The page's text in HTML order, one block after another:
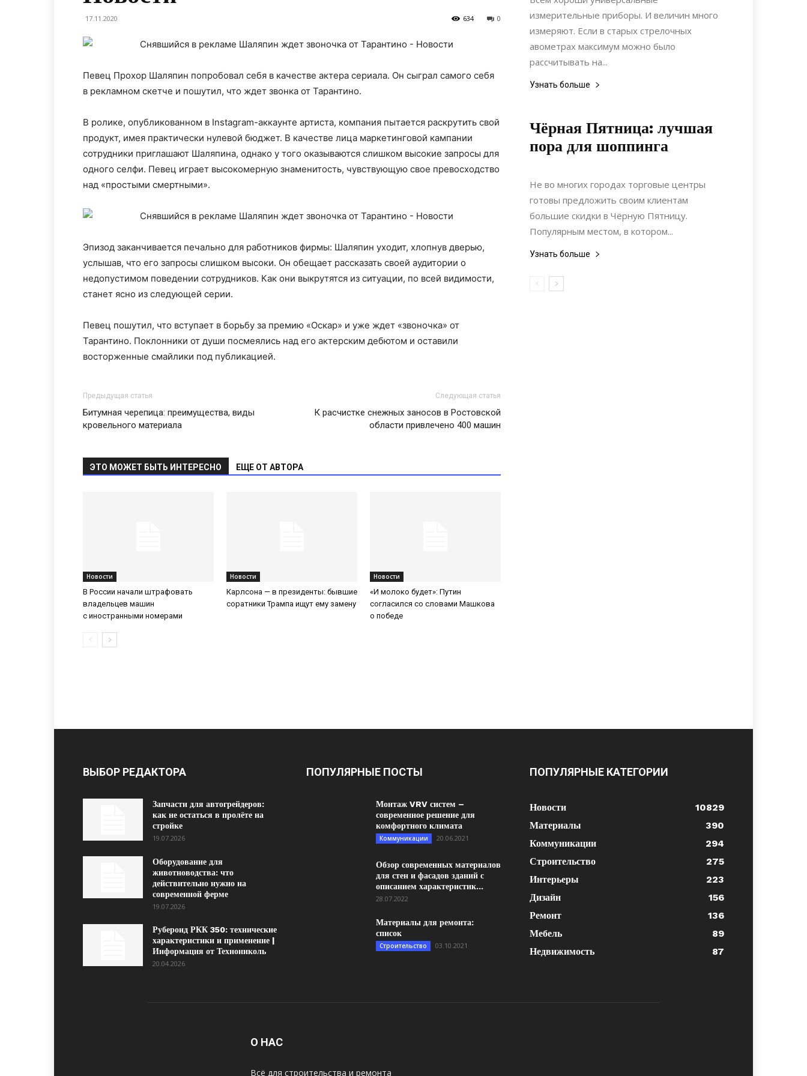
17.11.2020 0
634
Певец Прохор Шаляпин попробовал себя в качестве актера сериала. Он сыграл самого себя
в рекламном скетче и пошутил, что ждет звонка от Тарантино.
В ролике, опубликованном в Instagram-аккаунте артиста, компания пытается раскрутить свой
продукт, имея практически нулевой бюджет. В качестве лица маркетинговой кампании
сотрудники приглашают Шаляпина, однако у того оказываются слишком высокие запросы для
одного селфи. Певец играет высокомерную знаменитость, чувствующую свое превосходство
над «простыми смертными».
Эпизод заканчивается печально для работников фирмы: Шаляпин уходит, хлопнув дверью,
услышав, что его запросы слишком высоки. Он обещает рассказать своей аудитории о
недопустимом поведении сотрудников. Как они выкрутятся из ситуации, по всей видимости,
станет ясно из следующей серии.
Певец пошутил, что вступает в борьбу за премию «Оскар» и уже ждет «звоночка» от
Тарантино. Поклонники от души посмеялись над его актерским дебютом и оставили
восторженные смайлики под публикацией.
Предыдущая статья
Битумная черепица: преимущества, виды
кровельного материала
Следующая статья
К расчистке снежных заносов в Ростовской
области привлечено 400 машин
ЭТО МОЖЕТ БЫТЬ ИНТЕРЕСНО ЕЩЕ ОТ АВТОРА
Новости
В России начали штрафовать
владельцев машин
с иностранными номерами
Новости
Карлсона — в президенты: бывшие
соратники Трампа ищут ему замену
Новости
«И молоко будет»: Путин
согласился со словами Машкова
о победе
измерительные приборы. И величин много
измеряют. Если в старых стрелочных
авометрах максимум можно было
рассчитывать на...
Узнать больше
Чёрная Пятница: лучшая
пора для шоппинга
16.01.2019
Не во многих городах торговые центры
готовы предложить своим клиентам
большие скидки в Чёрную Пятницу.
Популярным местом, в котором...
Узнать больше
ВЫБОР РЕДАКТОРА
Запчасти для автогрейдеров:
как не остаться в пролёте на
стройке
19.07.2026
Оборудование для
животноводства: что
действительно нужно на
современной ферме
19.07.2026
Рубероид РКК 350: технические
характеристики и применение |
Информация от Технониколь
20.04.2026
ПОПУЛЯРНЫЕ ПОСТЫ
Монтаж VRV систем –
современное решение для
комфортного климата
Коммуникации 20.06.2021
Обзор современных материалов
для стен и фасадов зданий с
описанием характеристик...
28.07.2022
Материалы для ремонта:
список
Строительство 03.10.2021
ПОПУЛЯРНЫЕ КАТЕГОРИИ
Новости
10829
Материалы
390
Коммуникации
294
Строительство
275
Интерьеры
223
Дизайн
156
Ремонт
136
Мебель
89
Недвижимость
87
О НАС
Всё для строительства и ремонта